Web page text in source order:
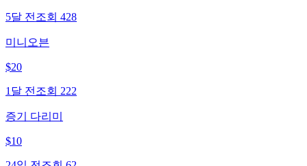
5달 전 조회 428
미니오븐
$20
1달 전 조회 222
증기 다리미
$10